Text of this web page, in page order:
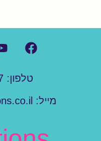
טלפון:
מייל: